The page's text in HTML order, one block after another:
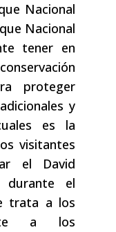
Nacional
Nacional
tener en
proteger
y
es la
visitantes
el David
durante el
trata a los
a los